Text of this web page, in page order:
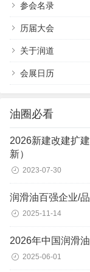
参会名录
历届大会
关于润道
会展日历
油圈必看
2026新建改建扩
新）
2023-07-30
润滑油百强企业/
2025-11-14
2026年中国润滑
2025-06-01